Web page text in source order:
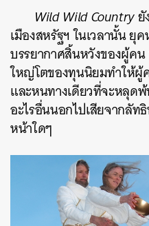
Wild Wild Countryยั
เมืองสหรัฐฯ ในเวลานั้น ยุ
บรรยากาศสิ้นหวังของผู้ค
ใหญ่โตของทุนนิยมทำให้ผู้
และหนทางเดียวที่จะหลุด
อะไรอื่นนอกไปเสียจากลั
หน้าใดๆ